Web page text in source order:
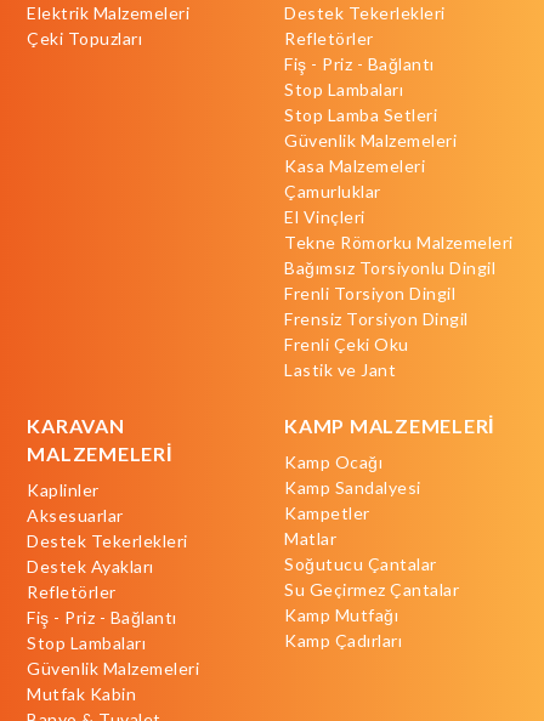
Elektrik Malzemeleri
Çeki Topuzları
Destek Tekerlekleri
Refletörler
Fiş - Priz - Bağlantı
Stop Lambaları
Stop Lamba Setleri
Güvenlik Malzemeleri
Kasa Malzemeleri
Çamurluklar
El Vinçleri
Tekne Römorku Malzemeleri
Bağımsız Torsiyonlu Dingil
Frenli Torsiyon Dingil
Frensiz Torsiyon Dingil
Frenli Çeki Oku
Lastik ve Jant
KARAVAN
MALZEMELERİ
Kaplinler
Aksesuarlar
Destek Tekerlekleri
Destek Ayakları
Refletörler
Fiş - Priz - Bağlantı
Stop Lambaları
Güvenlik Malzemeleri
Mutfak Kabin
KAMP MALZEMELERİ
Kamp Ocağı
Kamp Sandalyesi
Kampetler
Matlar
Soğutucu Çantalar
Su Geçirmez Çantalar
Kamp Mutfağı
Kamp Çadırları